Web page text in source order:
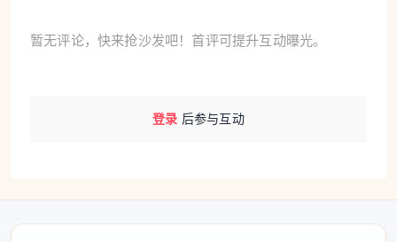
暂无评论，快来抢沙发吧！首评可提升互动曝光。
登录 后参与互动